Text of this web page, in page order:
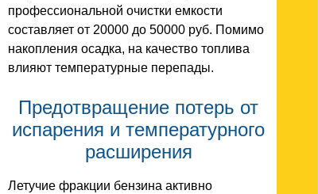
профессиональной очистки емкости
составляет от 20000 до 50000 руб. Помимо
накопления осадка, на качество топлива
влияют температурные перепады.
Предотвращение потерь от
испарения и температурного
расширения
Летучие фракции бензина активно